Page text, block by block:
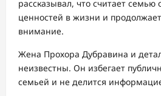
рассказывал, что считает
ценностей в жизни и
внимание.
Жена Прохора Дубравина и
неизвестны. Он избегает
семьей и не делится